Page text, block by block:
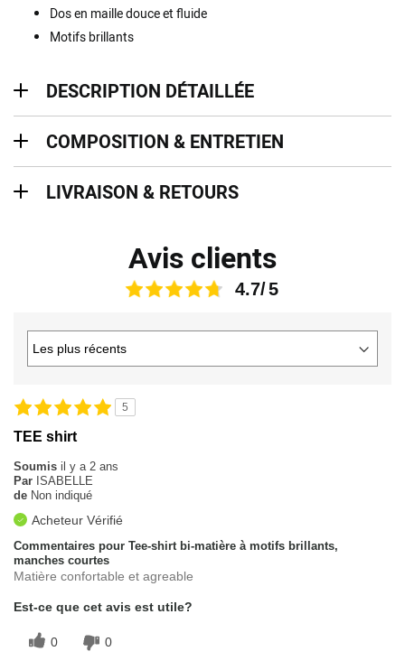
Dos en maille douce et fluide
Motifs brillants
DESCRIPTION DÉTAILLÉE
COMPOSITION & ENTRETIEN
LIVRAISON & RETOURS
Avis clients
4.7
5
TEE shirt
Soumis il y a 2 ans
Par ISABELLE
de Non indiqué
Acheteur Vérifié
Commentaires pour Tee-shirt bi-matière à motifs brillants,
manches courtes
Matière confortable et agreable
Est-ce que cet avis est utile?
0 0